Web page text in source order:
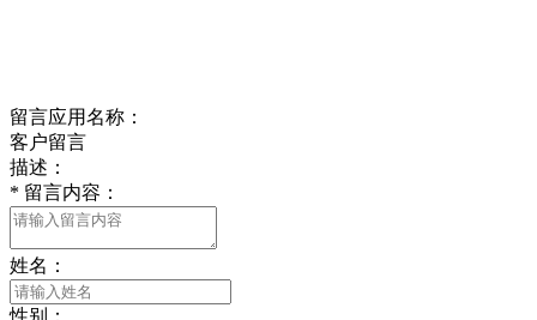
留言应用名称：
客户留言
描述：
* 留言内容：
姓名：